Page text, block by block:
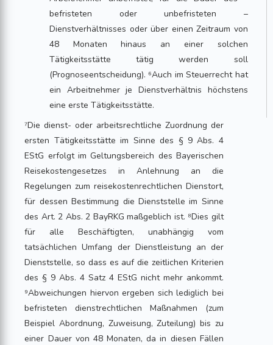
befristeten oder unbefristeten –
Dienstverhältnisses oder über einen Zeitraum von
48 Monaten hinaus an einer solchen
Tätigkeitsstätte tätig werden soll
(Prognoseentscheidung). ⁶Auch im Steuerrecht hat
ein Arbeitnehmer je Dienstverhältnis höchstens
eine erste Tätigkeitsstätte.
⁷Die dienst- oder arbeitsrechtliche Zuordnung der
ersten Tätigkeitsstätte im Sinne des § 9 Abs. 4
EStG erfolgt im Geltungsbereich des Bayerischen
Reisekostengesetzes in Anlehnung an die
Regelungen zum reisekostenrechtlichen Dienstort,
für dessen Bestimmung die Dienststelle im Sinne
des Art. 2 Abs. 2 BayRKG maßgeblich ist. ⁸Dies gilt
für alle Beschäftigten, unabhängig vom
tatsächlichen Umfang der Dienstleistung an der
Dienststelle, so dass es auf die zeitlichen Kriterien
des § 9 Abs. 4 Satz 4 EStG nicht mehr ankommt.
⁹Abweichungen hiervon ergeben sich lediglich bei
befristeten dienstrechtlichen Maßnahmen (zum
Beispiel Abordnung, Zuweisung, Zuteilung) bis zu
einer Dauer von 48 Monaten, da in diesen Fällen